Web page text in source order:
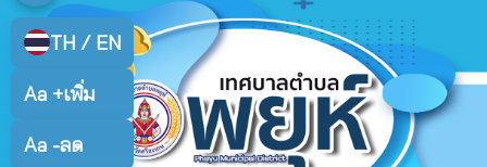
TH / EN
Aa +เพิ่ม
Aa -ลด